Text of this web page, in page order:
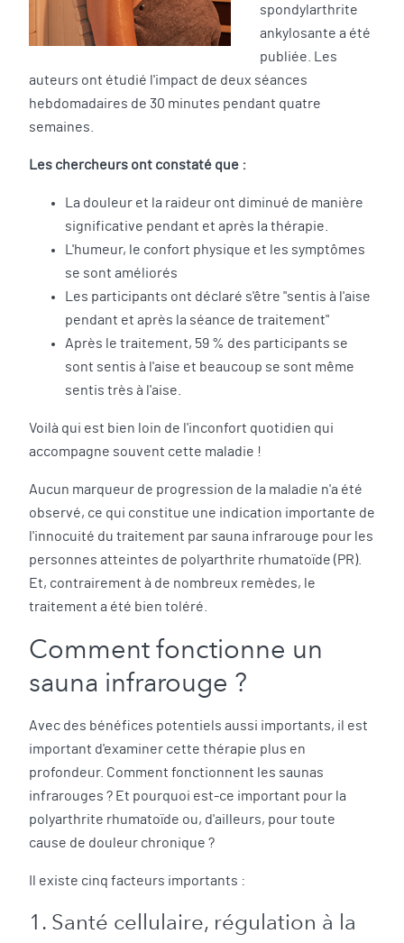
spondylarthrite
ankylosante a été
publiée. Les
auteurs ont étudié l'impact de deux séances
hebdomadaires de 30 minutes pendant quatre
semaines.
Les chercheurs ont constaté que :
La douleur et la raideur ont diminué de manière
significative pendant et après la thérapie.
L'humeur, le confort physique et les symptômes
se sont améliorés
Les participants ont déclaré s'être "sentis à l'aise
pendant et après la séance de traitement"
Après le traitement, 59 % des participants se
sont sentis à l'aise et beaucoup se sont même
sentis très à l'aise.
Voilà qui est bien loin de l'inconfort quotidien qui
accompagne souvent cette maladie !
Aucun marqueur de progression de la maladie n'a été
observé, ce qui constitue une indication importante de
l'innocuité du traitement par sauna infrarouge pour les
personnes atteintes de polyarthrite rhumatoïde (PR).
Et, contrairement à de nombreux remèdes, le
traitement a été bien toléré.
Comment fonctionne un
sauna infrarouge ?
Avec des bénéfices potentiels aussi importants, il est
important d'examiner cette thérapie plus en
profondeur. Comment fonctionnent les saunas
infrarouges ? Et pourquoi est-ce important pour la
polyarthrite rhumatoïde ou, d'ailleurs, pour toute
cause de douleur chronique ?
Il existe cinq facteurs importants :
1. Santé cellulaire, régulation à la